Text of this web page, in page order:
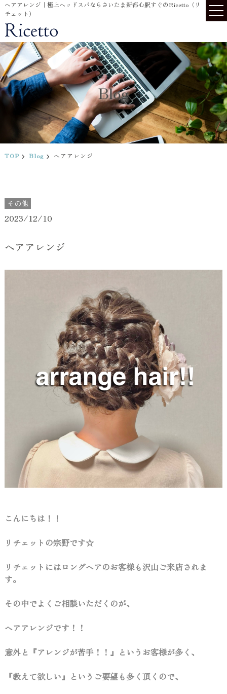
ヘアアレンジ｜極上ヘッドスパならさいたま新都心駅すぐのRicetto（リ
チェット）
Blog
TOP Blog ヘアアレンジ
その他
2023/12/10
ヘアアレンジ
こんにちは！！
リチェットの宗野です☆
リチェットにはロングヘアのお客様も沢山ご来店されま
す。
その中でよくご相談いただくのが、
ヘアアレンジです！！
意外と『アレンジが苦手！！』というお客様が多く、
『教えて欲しい』というご要望も多く頂くので、